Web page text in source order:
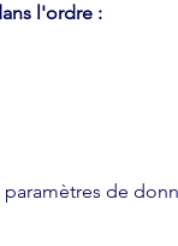
l'ordre :
de